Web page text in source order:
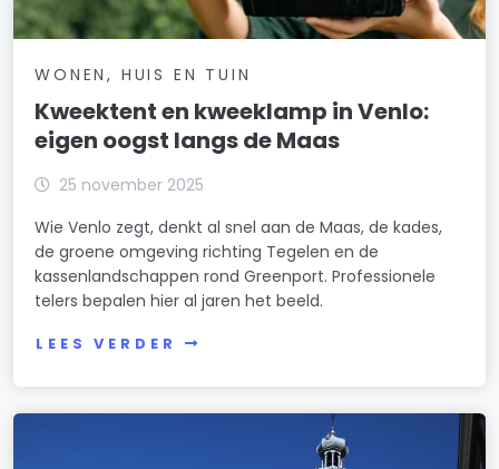
WONEN, HUIS EN TUIN
Kweektent en kweeklamp in Venlo:
eigen oogst langs de Maas
25 november 2025
Wie Venlo zegt, denkt al snel aan de Maas, de kades,
de groene omgeving richting Tegelen en de
kassenlandschappen rond Greenport. Professionele
telers bepalen hier al jaren het beeld.
LEES VERDER